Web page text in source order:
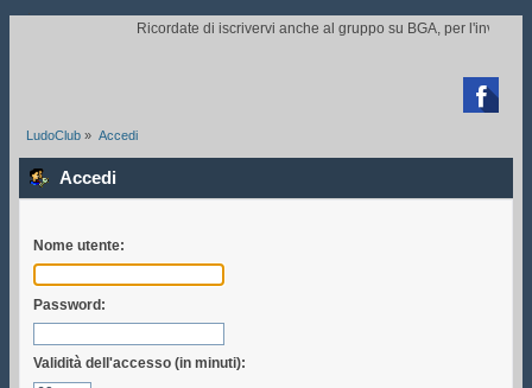
.
Ricordate di iscrivervi anche al gruppo su BGA, per l'invito ai

LudoClub » Accedi
Accedi
Nome utente:
Password:
Validità dell'accesso (in minuti):